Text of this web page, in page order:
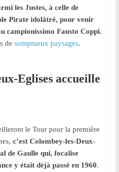
les Justes, à celle de
Pirate idolâtré, pour venir
campionissimo Fausto Coppi.
de somptueux paysages.
Eglises accueille
le Tour pour la première
c’est Colombey-les-Deux-
de Gaulle qui, focalise
y était déjà passé en 1960.